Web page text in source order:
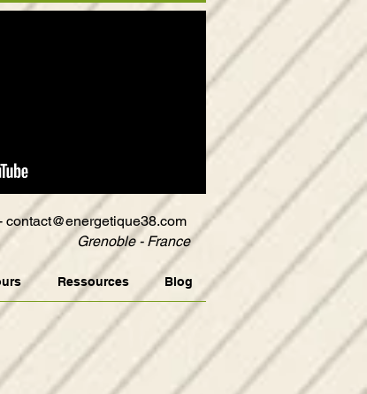
contact@energetique38.com
Grenoble - France
Ressources Blog